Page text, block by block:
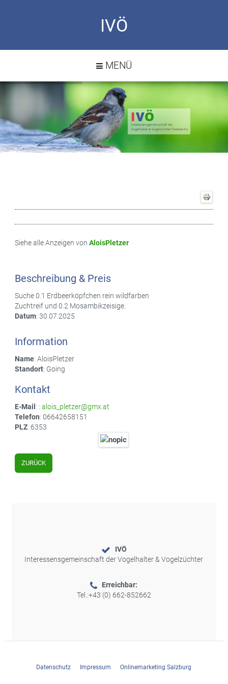
IVÖ
MENÜ
Interessensgemeinschaft der
Vogelhalter & Vogelzüchter Österreichs
IVÖ
Siehe alle Anzeigen von AloisPletzer
Beschreibung & Preis
Suche 0.1 Erdbeerköpfchen rein wildfarben
Zuchtreif und 0.2 Mosambikzeisige.
Datum: 30.07.2025
Information
Name: AloisPletzer
Standort: Going
Kontakt
E-Mail : : alois_pletzer@gmx.at
Telefon: 06642658151
PLZ: 6353
ZURÜCK
IVÖ
Interessensgemeinschaft der Vogelhalter & Vogelzüchter
Erreichbar:
Tel.:+43 (0) 662-852662
Datenschutz Impressum Onlinemarketing Salzburg